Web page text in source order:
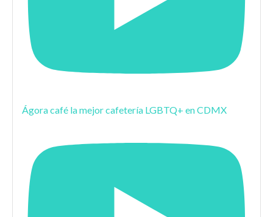
Ágora café la mejor cafetería LGBTQ+ en CDMX